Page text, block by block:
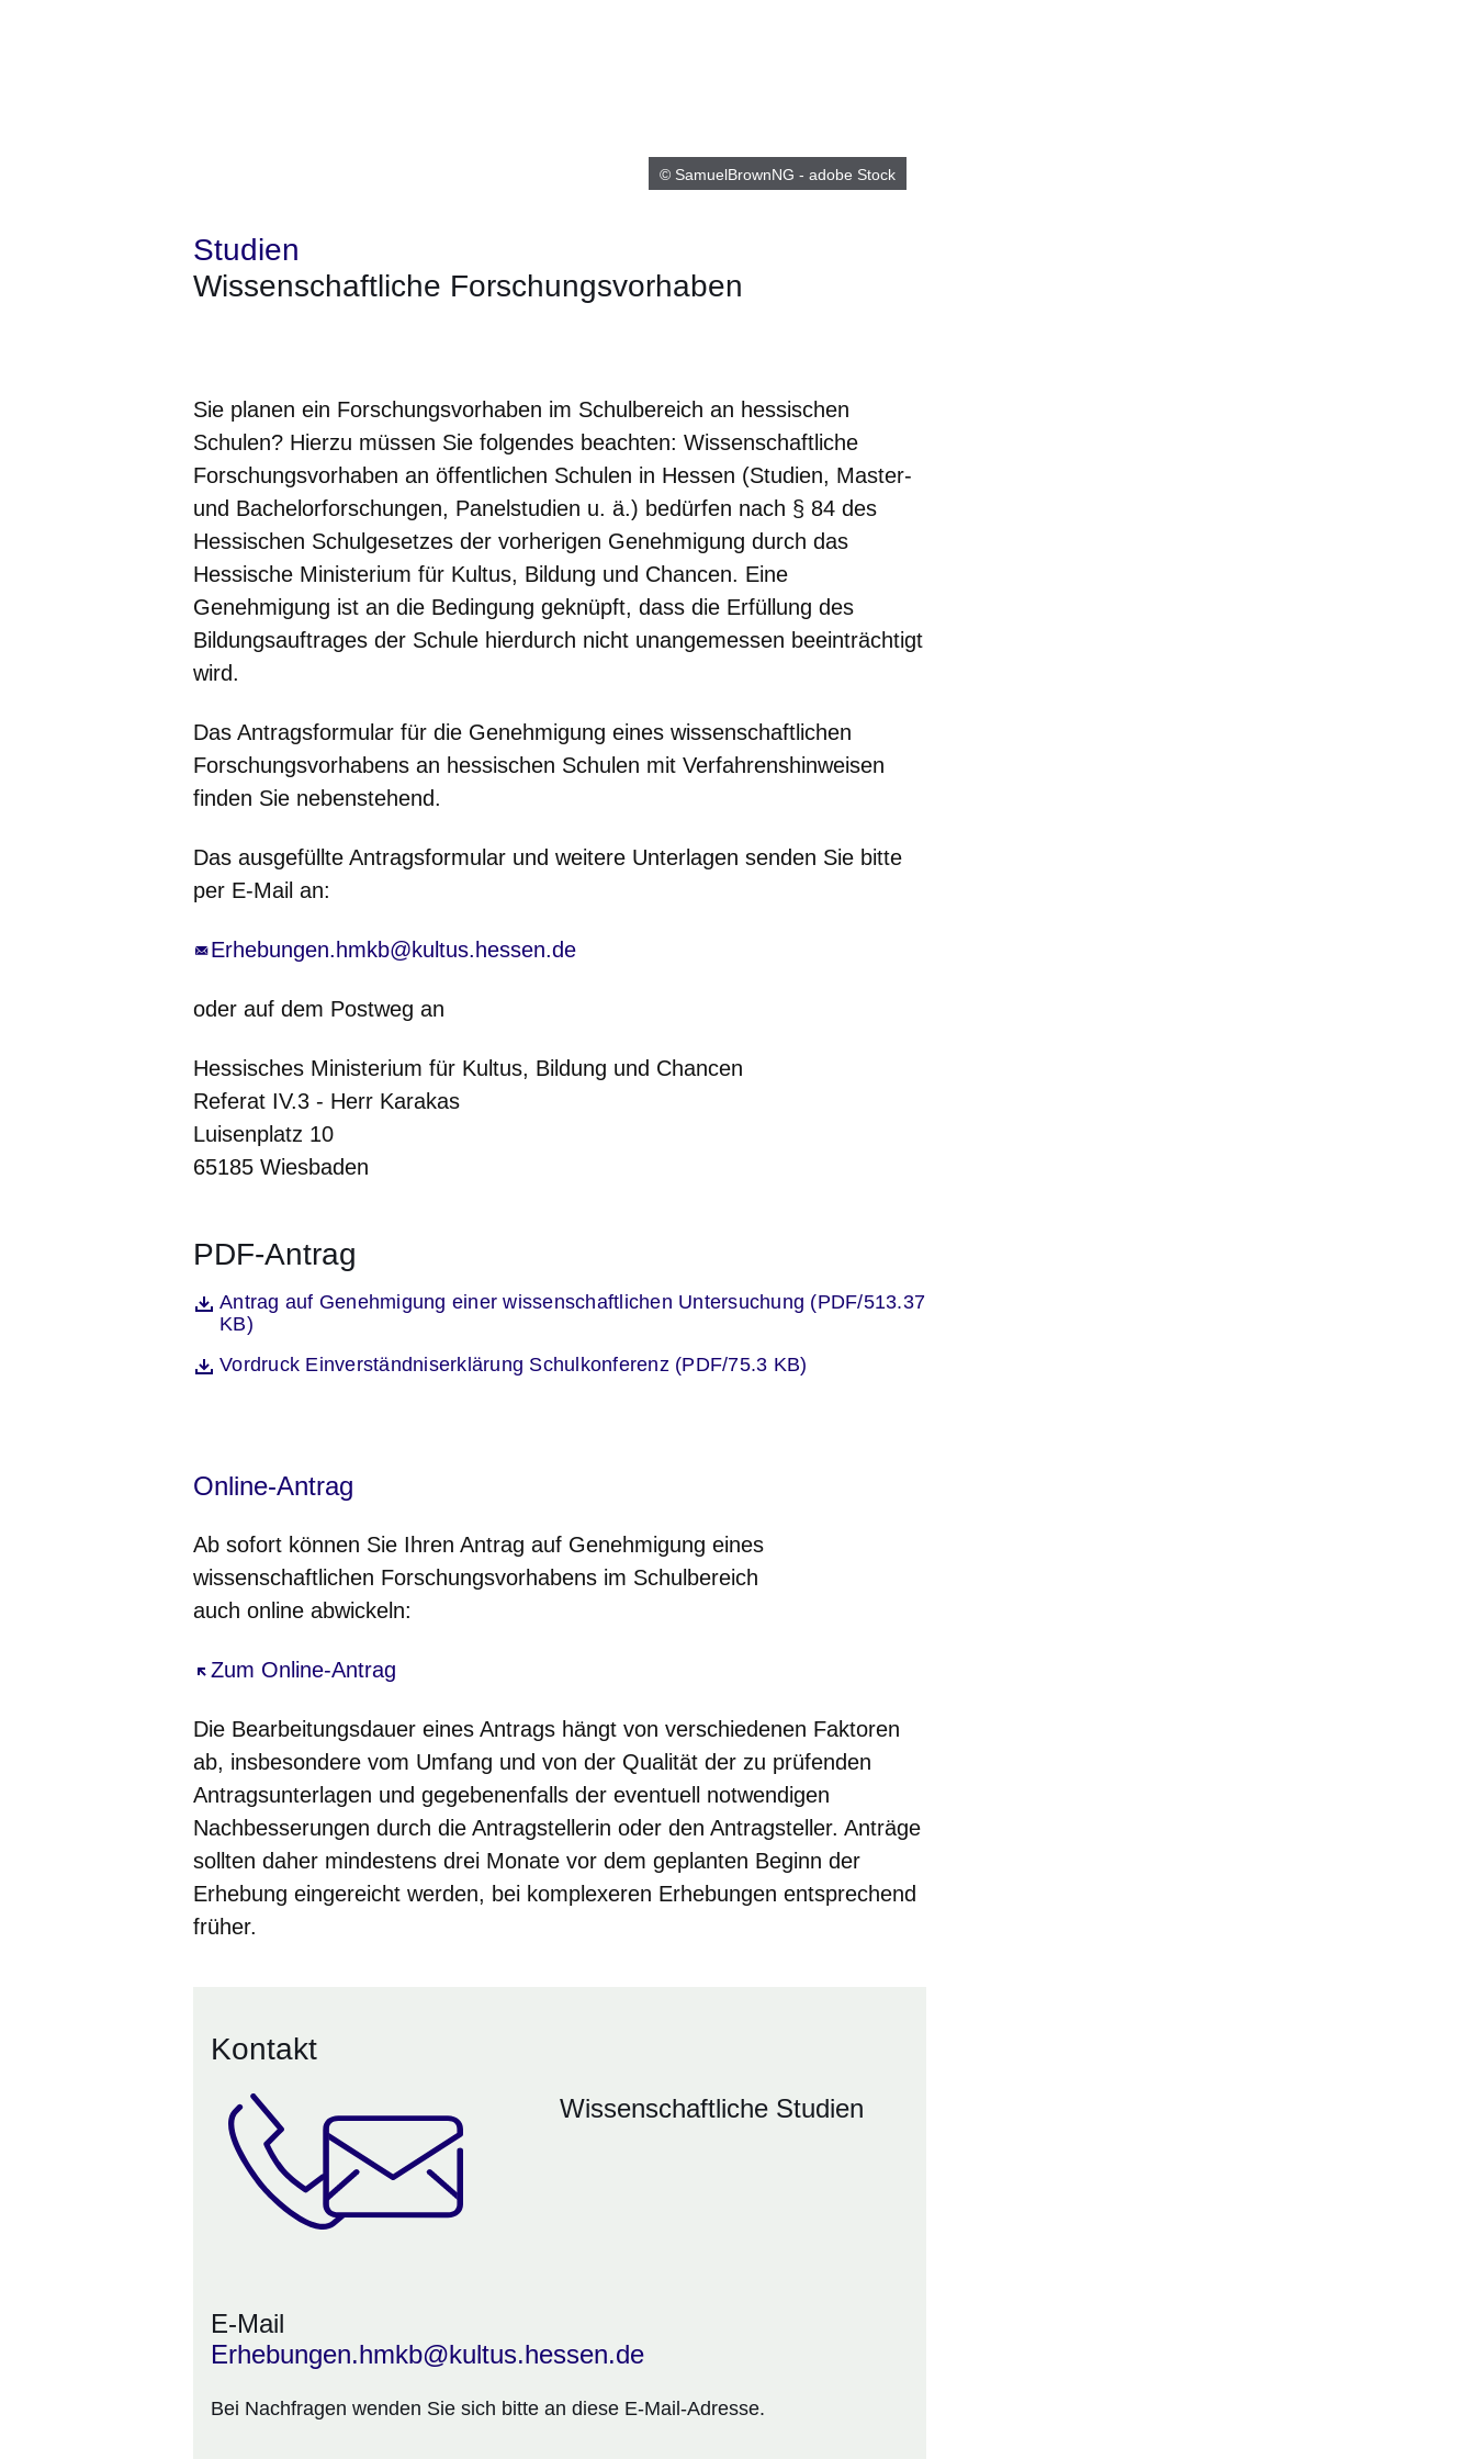
© SamuelBrownNG - adobe Stock
Studien
Wissenschaftliche Forschungsvorhaben
Sie planen ein Forschungsvorhaben im Schulbereich an hessischen
Schulen? Hierzu müssen Sie folgendes beachten: Wissenschaftliche
Forschungsvorhaben an öffentlichen Schulen in Hessen (Studien, Master-
und Bachelorforschungen, Panelstudien u. ä.) bedürfen nach § 84 des
Hessischen Schulgesetzes der vorherigen Genehmigung durch das
Hessische Ministerium für Kultus, Bildung und Chancen. Eine
Genehmigung ist an die Bedingung geknüpft, dass die Erfüllung des
Bildungsauftrages der Schule hierdurch nicht unangemessen beeinträchtigt
wird.
Das Antragsformular für die Genehmigung eines wissenschaftlichen
Forschungsvorhabens an hessischen Schulen mit Verfahrenshinweisen
finden Sie nebenstehend.
Das ausgefüllte Antragsformular und weitere Unterlagen senden Sie bitte
per E-Mail an:
Erhebungen.hmkb@kultus.hessen.de
oder auf dem Postweg an
Hessisches Ministerium für Kultus, Bildung und Chancen
Referat IV.3 - Herr Karakas
Luisenplatz 10
65185 Wiesbaden
PDF-Antrag
DateiAntrag auf Genehmigung einer wissenschaftlichen Untersuchung (PDF/513.37
KB)
Öffnet sich in einem neuen Fenster
DateiVordruck Einverständniserklärung Schulkonferenz (PDF/75.3 KB)
Öffnet sich in einem neuen Fenster
Online-Antrag
Ab sofort können Sie Ihren Antrag auf Genehmigung eines
wissenschaftlichen Forschungsvorhabens im Schulbereich
auch online abwickeln:
Zum Online-Antrag
Öffnet sich in einem neuen Fenster
Die Bearbeitungsdauer eines Antrags hängt von verschiedenen Faktoren
ab, insbesondere vom Umfang und von der Qualität der zu prüfenden
Antragsunterlagen und gegebenenfalls der eventuell notwendigen
Nachbesserungen durch die Antragstellerin oder den Antragsteller. Anträge
sollten daher mindestens drei Monate vor dem geplanten Beginn der
Erhebung eingereicht werden, bei komplexeren Erhebungen entsprechend
früher.
Kontakt
Wissenschaftliche Studien
E-Mail
Erhebungen.hmkb@kultus.hessen.de
Bei Nachfragen wenden Sie sich bitte an diese E-Mail-Adresse.